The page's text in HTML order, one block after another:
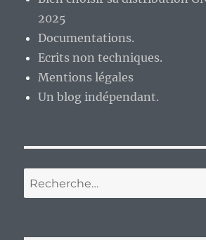
2025
Documentations.
Ecrits non techniques.
Mentions légales
Un blog indépendant.
Recherche
pour :